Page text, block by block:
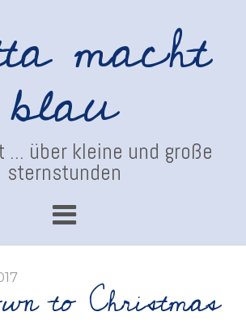
macht
blau
... über kleine und große
sternstunden
to Christmas